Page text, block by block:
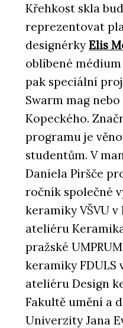
Křehkost skla
reprezentovat
designérky Elis
oblíbené
pak speciální
Swarm mag
Kopeckého.
programu je
studentům. V
Daniela Piršče
ročník společné
keramiky VŠVU v
ateliéru
pražské
keramiky FDULS
ateliéru Design
Fakultě umění a
Univerzity Jana